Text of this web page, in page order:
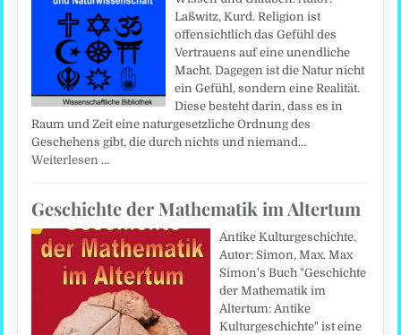
Laßwitz, Kurd. Religion ist
offensichtlich das Gefühl des
Vertrauens auf eine unendliche
Macht. Dagegen ist die Natur nicht
ein Gefühl, sondern eine Realität.
Diese besteht darin, dass es in
Raum und Zeit eine naturgesetzliche Ordnung des
Geschehens gibt, die durch nichts und niemand…
Weiterlesen …
Geschichte der Mathematik im Altertum
Antike Kulturgeschichte.
Autor: Simon, Max. Max
Simon's Buch "Geschichte
der Mathematik im
Altertum: Antike
Kulturgeschichte" ist eine